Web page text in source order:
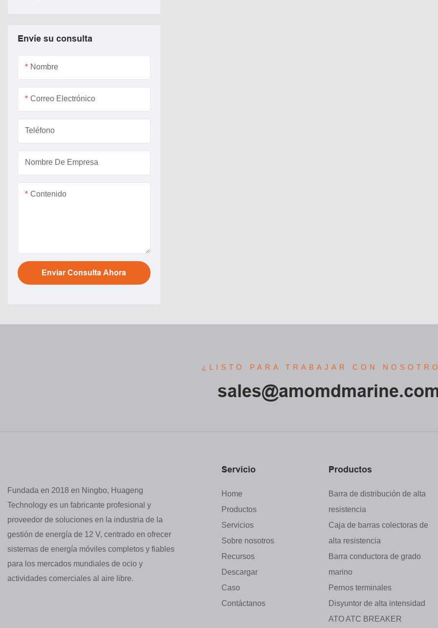
Envíe su consulta
Nombre
Correo Electrónico
Teléfono
Nombre De Empresa
Contenido
Enviar Consulta Ahora
¿LISTO PARA TRABAJAR CON
Fundada en 2018 en Ningbo, Huageng
Technology es un fabricante profesional y
proveedor de soluciones en la industria de la
gestión de energía de 12 V, centrado en ofrecer
sistemas de energía móviles completos y fiables
para los mercados mundiales de ocio y
actividades comerciales al aire libre.
Servicio
Home
Productos
Servicios
Sobre nosotros
Recursos
Descargar
Caso
Contáctanos
Productos
Barra de distribución de alta
resistencia
Caja de barras colectoras de
alta resistencia
Barra conductora de grado
marino
Pernos terminales
Disyuntor de alta intensidad
ATO ATC BREAKER